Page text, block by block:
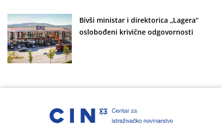
Bivši ministar i direktorica „Lagera“
oslobođeni krivične odgovornosti